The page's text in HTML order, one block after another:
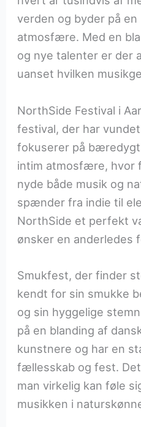
verden og byder på
atmosfære. Med en
og nye talenter er der
uanset hvilken
NorthSide Festival i
festival, der har
fokuserer på
intim atmosfære, hvor
nyde både musik og
spænder fra indie til
NorthSide et perfekt
ønsker en anderledes
Smukfest, der finder
kendt for sin smukke
og sin hyggelige
på en blanding af
kunstnere og har en
fællesskab og fest.
man virkelig kan føle
musikken i